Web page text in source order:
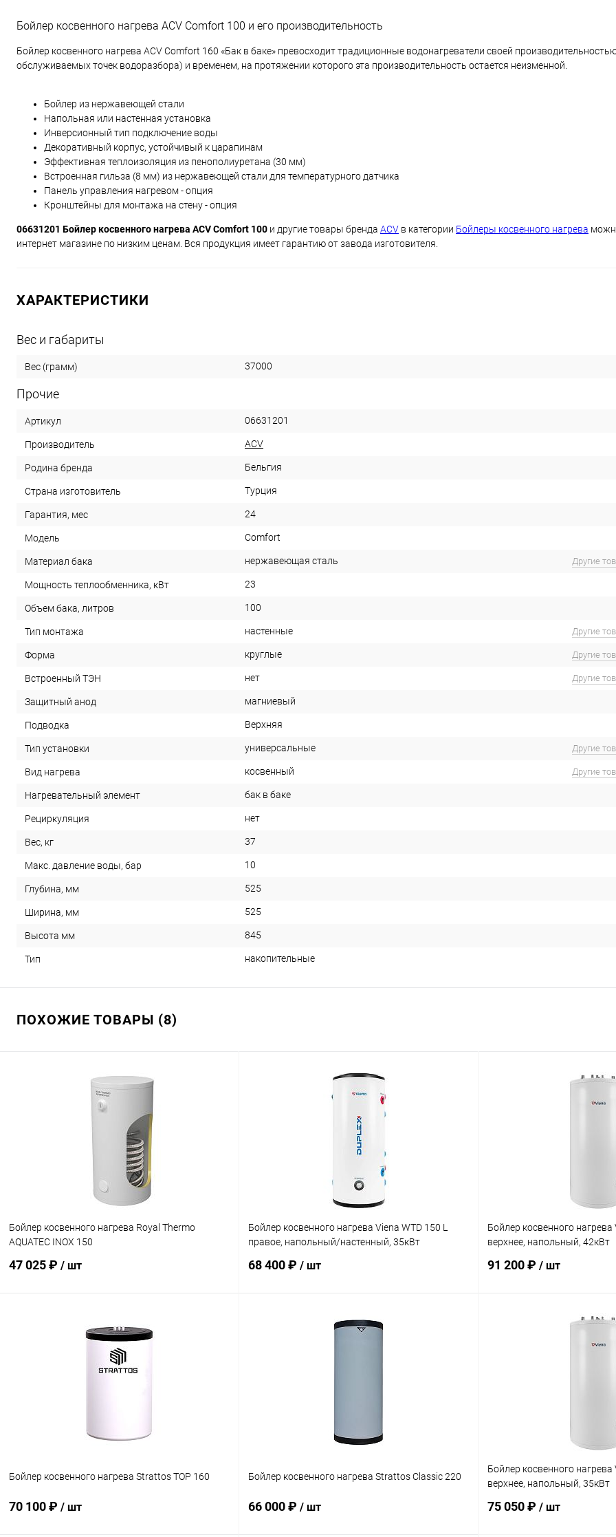
Бойлер косвенного нагрева ACV Comfort 100 и его производительность
Бойлер косвенного нагрева ACV Comfort 160 «Бак в баке» превосходит традиционные водонагреватели своей
обслуживаемых точек водоразбора) и временем, на протяжении которого эта производительность остается неизменной.
Бойлер из нержавеющей стали
Напольная или настенная установка
Инверсионный тип подключение воды
Декоративный корпус, устойчивый к царапинам
Эффективная теплоизоляция из пенополиуретана (30 мм)
Встроенная гильза (8 мм) из нержавеющей стали для температурного датчика
Панель управления нагревом - опция
Кронштейны для монтажа на стену - опция
06631201 Бойлер косвенного нагрева ACV Comfort 100 и другие товары бренда ACV в категории Бойлеры косвенного нагрева
интернет магазине по низким ценам. Вся продукция имеет гарантию от завода изготовителя.
ХАРАКТЕРИСТИКИ
Вес и габариты
Вес (грамм) 37000
Прочие
Артикул 06631201
Производитель ACV
Родина бренда Бельгия
Страна изготовитель Турция
Гарантия, мес 24
Модель Comfort
Материал бака нержавеющая сталь Другие
Мощность теплообменника, кВт 23
Объем бака, литров 100
Тип монтажа настенные Другие
Форма круглые Другие
Встроенный ТЭН нет Другие
Защитный анод магниевый
Подводка Верхняя
Тип установки универсальные Другие
Вид нагрева косвенный Другие
Нагревательный элемент бак в баке
Рециркуляция нет
Вес, кг 37
Макс. давление воды, бар 10
Глубина, мм 525
Ширина, мм 525
Высота мм 845
Тип накопительные
ПОХОЖИЕ ТОВАРЫ (8)
Бойлер косвенного нагрева Royal Thermo
AQUATEC INOX 150
47 025 ₽ / шт
Бойлер косвенного нагрева Viena WTD 150 L
правое, напольный/настенный, 35кВт
68 400 ₽ / шт
В корзину
Бойлер косвенного нагрева
верхнее, напольный, 42кВт
91 200 ₽ / шт
В
Бойлер косвенного нагрева Strattos TOP 160
70 100 ₽ / шт
Бойлер косвенного нагрева Strattos Classic 220
66 000 ₽ / шт
Бойлер косвенного нагрева
верхнее, напольный, 35кВт
75 050 ₽ / шт